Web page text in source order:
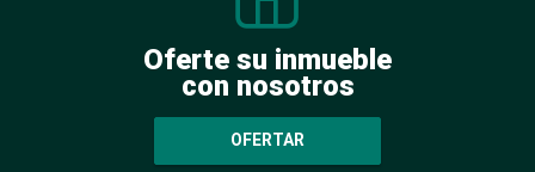
Oferte su inmueble
con nosotros
OFERTAR